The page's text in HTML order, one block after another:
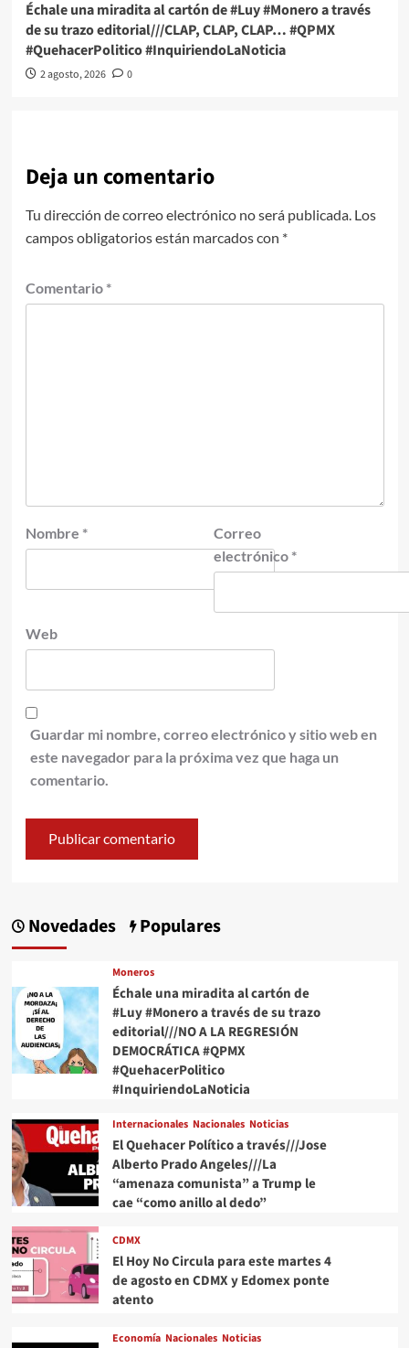
Échale una miradita al cartón de #Luy #Monero a través
de su trazo editorial///CLAP, CLAP, CLAP… #QPMX
#QuehacerPolitico #InquiriendoLaNoticia
2 agosto, 2026 0
Deja un comentario
Tu dirección de correo electrónico no será publicada. Los
campos obligatorios están marcados con *
Comentario *
Nombre *
Correo
electrónico *
Web
Guardar mi nombre, correo electrónico y sitio web en
este navegador para la próxima vez que haga un
comentario.
Novedades Populares
Moneros
Échale una miradita al cartón de
#Luy #Monero a través de su trazo
editorial///NO A LA REGRESIÓN
DEMOCRÁTICA #QPMX
#QuehacerPolitico
#InquiriendoLaNoticia
Internacionales Nacionales Noticias
El Quehacer Político a través///Jose
Alberto Prado Angeles///La
“amenaza comunista” a Trump le
cae “como anillo al dedo”
CDMX
El Hoy No Circula para este martes 4
de agosto en CDMX y Edomex ponte
atento
Economía Nacionales Noticias